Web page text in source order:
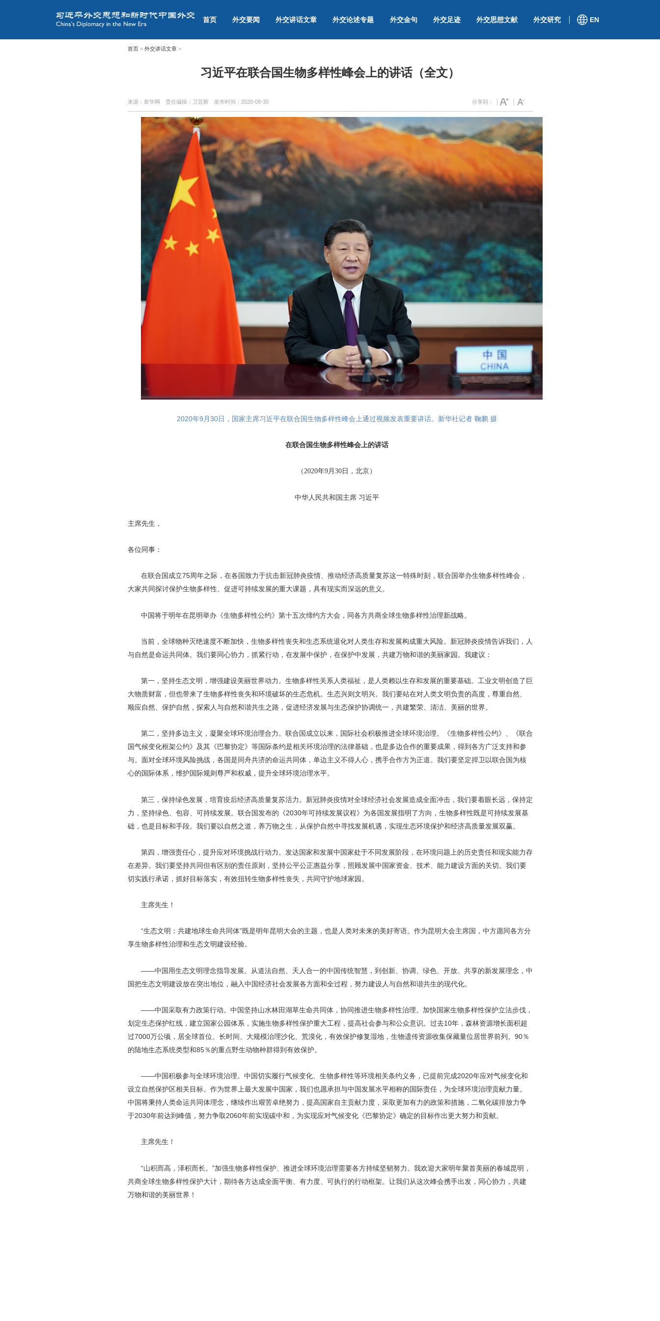
首页 外交要闻 外交讲话文章 外交论述专题 外交金句 外交足迹 外交思想文献 外交研究 EN
首页> 外交讲话文章>
习近平在联合国生物多样性峰会上的讲话（全文）
来源：新华网 责任编辑：卫芸辉 发布时间： 2020-09-30 分享到：
2020年9月30日，国家主席习近平在联合国生物多样性峰会上通过视频发表重要讲话。新华社记者 鞠鹏 摄
在联合国生物多样性峰会上的讲话
（2020年9月30日，北京）
中华人民共和国主席 习近平
主席先生，
各位同事：
在联合国成立75周年之际，在各国致力于抗击新冠肺炎疫情、推动经济高质量复苏这一特殊时刻，联合国举办生物多样性峰会，
大家共同探讨保护生物多样性、促进可持续发展的重大课题，具有现实而深远的意义。
中国将于明年在昆明举办《生物多样性公约》第十五次缔约方大会，同各方共商全球生物多样性治理新战略。
当前，全球物种灭绝速度不断加快，生物多样性丧失和生态系统退化对人类生存和发展构成重大风险。新冠肺炎疫情告诉我们，人
与自然是命运共同体。我们要同心协力，抓紧行动，在发展中保护，在保护中发展，共建万物和谐的美丽家园。我建议：
第一，坚持生态文明，增强建设美丽世界动力。生物多样性关系人类福祉，是人类赖以生存和发展的重要基础。工业文明创造了巨
大物质财富，但也带来了生物多样性丧失和环境破坏的生态危机。生态兴则文明兴。我们要站在对人类文明负责的高度，尊重自然、
顺应自然、保护自然，探索人与自然和谐共生之路，促进经济发展与生态保护协调统一，共建繁荣、清洁、美丽的世界。
第二，坚持多边主义，凝聚全球环境治理合力。联合国成立以来，国际社会积极推进全球环境治理。《生物多样性公约》、《联合
国气候变化框架公约》及其《巴黎协定》等国际条约是相关环境治理的法律基础，也是多边合作的重要成果，得到各方广泛支持和参
与。面对全球环境风险挑战，各国是同舟共济的命运共同体，单边主义不得人心，携手合作方为正道。我们要坚定捍卫以联合国为核
心的国际体系，维护国际规则尊严和权威，提升全球环境治理水平。
第三，保持绿色发展，培育疫后经济高质量复苏活力。新冠肺炎疫情对全球经济社会发展造成全面冲击，我们要着眼长远，保持定
力，坚持绿色、包容、可持续发展。联合国发布的《2030年可持续发展议程》为各国发展指明了方向，生物多样性既是可持续发展基
础，也是目标和手段。我们要以自然之道，养万物之生，从保护自然中寻找发展机遇，实现生态环境保护和经济高质量发展双赢。
第四，增强责任心，提升应对环境挑战行动力。发达国家和发展中国家处于不同发展阶段，在环境问题上的历史责任和现实能力存
在差异。我们要坚持共同但有区别的责任原则，坚持公平公正惠益分享，照顾发展中国家资金、技术、能力建设方面的关切。我们要
切实践行承诺，抓好目标落实，有效扭转生物多样性丧失，共同守护地球家园。
主席先生！
“生态文明：共建地球生命共同体”既是明年昆明大会的主题，也是人类对未来的美好寄语。作为昆明大会主席国，中方愿同各方分
享生物多样性治理和生态文明建设经验。
——中国用生态文明理念指导发展。从道法自然、天人合一的中国传统智慧，到创新、协调、绿色、开放、共享的新发展理念，中
国把生态文明建设放在突出地位，融入中国经济社会发展各方面和全过程，努力建设人与自然和谐共生的现代化。
——中国采取有力政策行动。中国坚持山水林田湖草生命共同体，协同推进生物多样性治理。加快国家生物多样性保护立法步伐，
划定生态保护红线，建立国家公园体系，实施生物多样性保护重大工程，提高社会参与和公众意识。过去10年，森林资源增长面积超
过7000万公顷，居全球首位。长时间、大规模治理沙化、荒漠化，有效保护修复湿地，生物遗传资源收集保藏量位居世界前列。90％
的陆地生态系统类型和85％的重点野生动物种群得到有效保护。
——中国积极参与全球环境治理。中国切实履行气候变化、生物多样性等环境相关条约义务，已提前完成2020年应对气候变化和
设立自然保护区相关目标。作为世界上最大发展中国家，我们也愿承担与中国发展水平相称的国际责任，为全球环境治理贡献力量。
中国将秉持人类命运共同体理念，继续作出艰苦卓绝努力，提高国家自主贡献力度，采取更加有力的政策和措施，二氧化碳排放力争
于2030年前达到峰值，努力争取2060年前实现碳中和，为实现应对气候变化《巴黎协定》确定的目标作出更大努力和贡献。
主席先生！
“山积而高，泽积而长。”加强生物多样性保护、推进全球环境治理需要各方持续坚韧努力。我欢迎大家明年聚首美丽的春城昆明，
共商全球生物多样性保护大计，期待各方达成全面平衡、有力度、可执行的行动框架。让我们从这次峰会携手出发，同心协力，共建
万物和谐的美丽世界！